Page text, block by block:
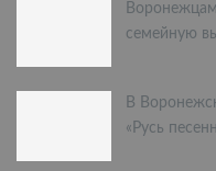
семейную
В
«Русь